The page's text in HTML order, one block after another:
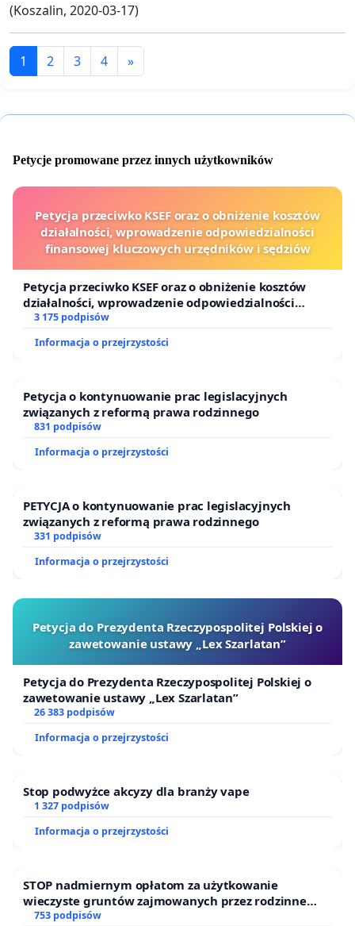
(Koszalin, 2020-03-17)
1 2 3 4 »
Petycje promowane przez innych użytkowników
Petycja przeciwko KSEF oraz o obniżenie kosztów
działalności, wprowadzenie odpowiedzialności
finansowej kluczowych urzędników i sędziów
Petycja przeciwko KSEF oraz o obniżenie kosztów
działalności, wprowadzenie odpowiedzialności
finansowej kluczowych urzędników i sędziów
3 175 podpisów
Informacja o przejrzystości
Petycja o kontynuowanie prac legislacyjnych
związanych z reformą prawa rodzinnego
831 podpisów
Informacja o przejrzystości
PETYCJA o kontynuowanie prac legislacyjnych
związanych z reformą prawa rodzinnego
331 podpisów
Informacja o przejrzystości
Petycja do Prezydenta Rzeczypospolitej Polskiej o
zawetowanie ustawy „Lex Szarlatan”
Petycja do Prezydenta Rzeczypospolitej Polskiej o
zawetowanie ustawy „Lex Szarlatan”
26 383 podpisów
Informacja o przejrzystości
Stop podwyżce akcyzy dla branży vape
1 327 podpisów
Informacja o przejrzystości
STOP nadmiernym opłatom za użytkowanie
wieczyste gruntów zajmowanych przez rodzinne
ogrody działkowe.
753 podpisów